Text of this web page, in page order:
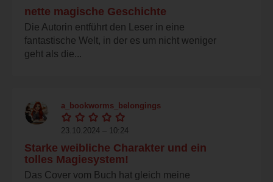
nette magische Geschichte
Die Autorin entführt den Leser in eine
fantastische Welt, in der es um nicht weniger
geht als die...
a_bookworms_belongings
23.10.2024 – 10:24
Starke weibliche Charakter und ein
tolles Magiesystem!
Das Cover vom Buch hat gleich meine